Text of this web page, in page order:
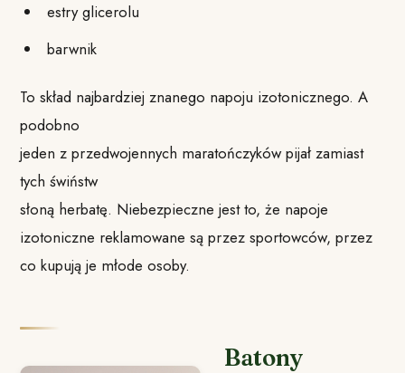
estry glicerolu
barwnik
To skład najbardziej znanego napoju izotonicznego. A
podobno
jeden z przedwojennych maratończyków pijał zamiast
tych świństw
słoną herbatę. Niebezpieczne jest to, że napoje
izotoniczne reklamowane są przez sportowców, przez
co kupują je młode osoby.
Batony